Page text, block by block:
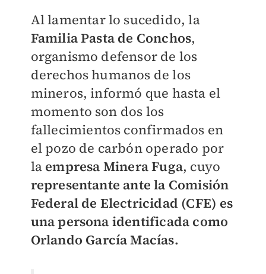
Al lamentar lo sucedido, la
Familia Pasta de Conchos,
organismo defensor de los
derechos humanos de los
mineros, informó que hasta el
momento son dos los
fallecimientos confirmados en
el pozo de carbón operado por
la empresa Minera Fuga, cuyo
representante ante la Comisión
Federal de Electricidad (CFE) es
una persona identificada como
Orlando García Macías.